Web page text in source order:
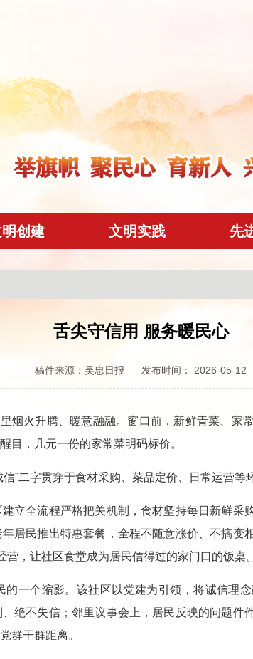
创建 文明实践 先
舌尖守信用 服务暖民心
稿件来源：吴忠日报 发布时间： 2026-05-12
火升腾、暖意融融。窗口前，新鲜青菜、家
目，几元一份的家常菜明码标价。
二字贯穿于食材采购、菜品定价、日常运营等
全流程严格把关机制，食材坚持每日新鲜采
居民推出特惠套餐，全程不随意涨价、不搞
，让社区食堂成为居民信得过的家门口的饭桌。
个缩影。该社区以党建为引领，将诚信理
绝不失信；邻里议事会上，居民反映的问题
群干群距离。